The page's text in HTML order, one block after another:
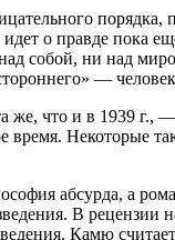
о правде пока
собой, ни над
—
же, что и в 1939 г.,
время. Некоторые
абсурда, а
В
Камю